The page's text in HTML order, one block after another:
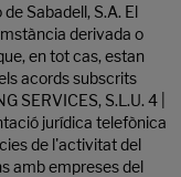
Sabadell, S.A. El
derivada o
en tot cas, estan
acords subscrits
SERVICES, S.L.U. 4 |
jurídica telefònica
de l'activitat del
amb empreses del